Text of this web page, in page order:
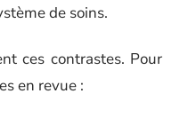
de soins.
ces contrastes. Pour
en revue :